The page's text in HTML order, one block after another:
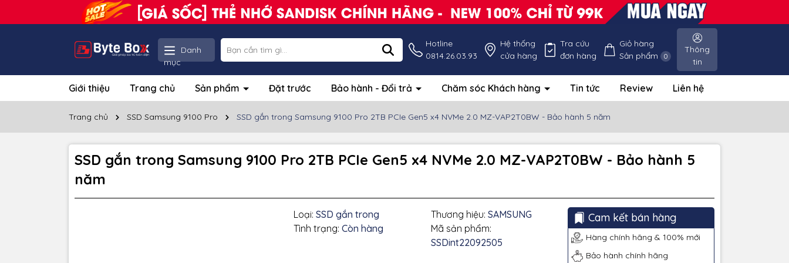
Danh
mục
Hotline
0814.26.03.93
Hệ thống
cửa hàng
Tra cứu
đơn hàng
Giỏ hàng
Sản phẩm 0
Thông
tin
Giới thiệu Trang chủ Sản phẩm Đặt trước Bảo hành - Đổi trả Chăm sóc Khách hàng Tin tức Review Liên hệ
Trang chủ SSD Samsung 9100 Pro SSD gắn trong Samsung 9100 Pro 2TB PCIe Gen5 x4 NVMe 2.0 MZ-VAP2T0BW - Bảo hành 5 năm
SSD gắn trong Samsung 9100 Pro 2TB PCIe Gen5 x4 NVMe 2.0 MZ-VAP2T0BW - Bảo hành 5
năm
Loại: SSD gắn trong Thương hiệu: SAMSUNG
Tình trạng: Còn hàng
Mã sản phẩm:
SSDint22092505
Cam kết bán hàng
Hàng chính hãng & 100% mới
Bảo hành chính hãng
Thông số kỹ thuật